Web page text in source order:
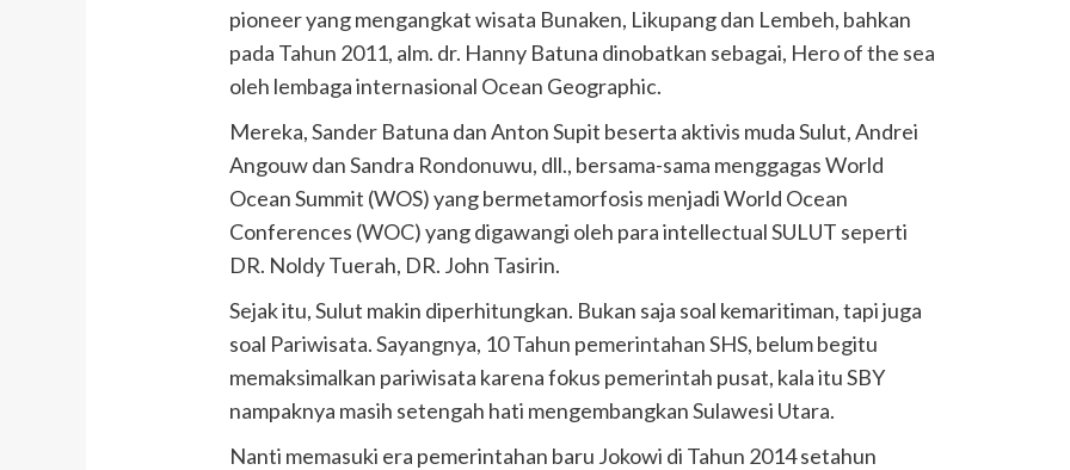
pioneer yang mengangkat wisata Bunaken, Likupang dan Lembeh, bahkan
pada Tahun 2011, alm. dr. Hanny Batuna dinobatkan sebagai, Hero of the sea
oleh lembaga internasional Ocean Geographic.
Mereka, Sander Batuna dan Anton Supit beserta aktivis muda Sulut, Andrei
Angouw dan Sandra Rondonuwu, dll., bersama-sama menggagas World
Ocean Summit (WOS) yang bermetamorfosis menjadi World Ocean
Conferences (WOC) yang digawangi oleh para intellectual SULUT seperti
DR. Noldy Tuerah, DR. John Tasirin.
Sejak itu, Sulut makin diperhitungkan. Bukan saja soal kemaritiman, tapi juga
soal Pariwisata. Sayangnya, 10 Tahun pemerintahan SHS, belum begitu
memaksimalkan pariwisata karena fokus pemerintah pusat, kala itu SBY
nampaknya masih setengah hati mengembangkan Sulawesi Utara.
Nanti memasuki era pemerintahan baru Jokowi di Tahun 2014 setahun